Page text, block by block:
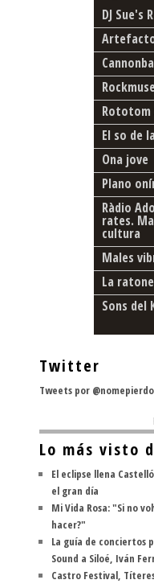
DJ Sue's
Rototom
El so de
Ona jove
Plano
Ràdio
rates.
cultura
Males
La
Sons del
Twitter
Tweets por
Lo más visto
El eclipse llena
el gran día
Mi Vida Rosa: "Si no
hacer?"
La guía de conciertos
Sound a Siloé, Iván
Castro Festival,